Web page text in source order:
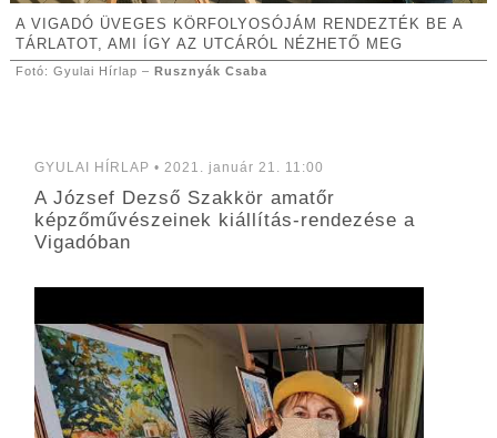
A VIGADÓ ÜVEGES KÖRFOLYOSÓJÁM RENDEZTÉK BE A
TÁRLATOT, AMI ÍGY AZ UTCÁRÓL NÉZHETŐ MEG
Fotó: Gyulai Hírlap – Rusznyák Csaba
GYULAI HÍRLAP • 2021. január 21. 11:00
A József Dezső Szakkör amatőr
képzőművészeinek kiállítás-rendezése a
Vigadóban